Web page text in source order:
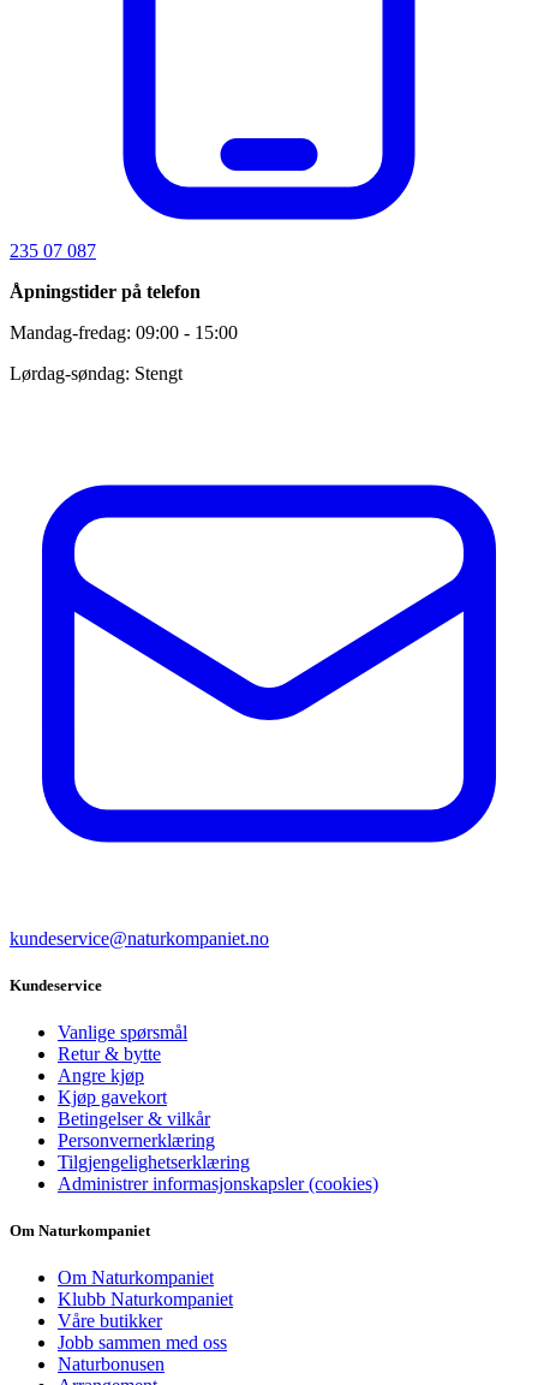
235 07 087
Åpningstider på telefon
Mandag-fredag: 09:00 - 15:00
Lørdag-søndag: Stengt
kundeservice@naturkompaniet.no
Kundeservice
Vanlige spørsmål
Retur & bytte
Angre kjøp
Kjøp gavekort
Betingelser & vilkår
Personvernerklæring
Tilgjengelighetserklæring
Administrer informasjonskapsler (cookies)
Om Naturkompaniet
Om Naturkompaniet
Klubb Naturkompaniet
Våre butikker
Jobb sammen med oss
Naturbonusen